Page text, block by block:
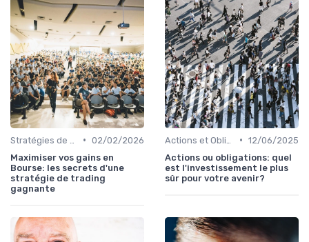
• 02/02/2026
Maximiser vos gains en
Bourse: les secrets d'une
stratégie de trading
gagnante
• 12/06/2025
Actions ou obligations: quel
est l'investissement le plus
sûr pour votre avenir?